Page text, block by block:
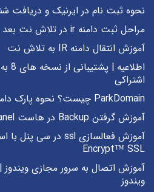
نحوه ثبت نام در ایرنیک و دریافت
مراحل ثبت دامنه ir در تلاش نت بعد از ثبت نام در ایرنیک
آموزش انتقال دامنه IR به تلاش نت
اشتراکی
ParkDomain چیست؟ نحوه پارک دامنه در cpanel
آموزش گرفتن Backup در هاست Cpanel و انتقال به سرور دیگر
Encrypt™ SSL
آموزش اتصال به سرور مجازی ویندوز
ویندوز